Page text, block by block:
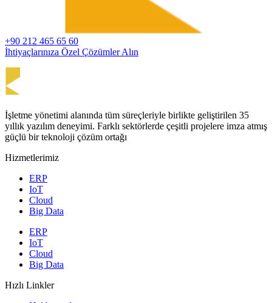
+90 212 465 65 60
İhtiyaçlarınıza Özel Çözümler Alın
İşletme yönetimi alanında tüm süreçleriyle birlikte geliştirilen 35
yıllık yazılım deneyimi. Farklı sektörlerde çeşitli projelere imza atmış
güçlü bir teknoloji çözüm ortağı
Hizmetlerimiz
ERP
IoT
Cloud
Big Data
ERP
IoT
Cloud
Big Data
Hızlı Linkler